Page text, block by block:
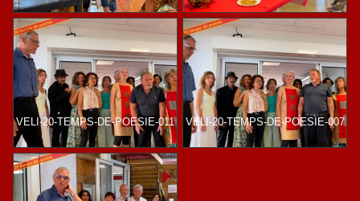
VELI-20-TEMPS-DE-POESIE-011 VELI-20-TEMPS-DE-POESIE-007